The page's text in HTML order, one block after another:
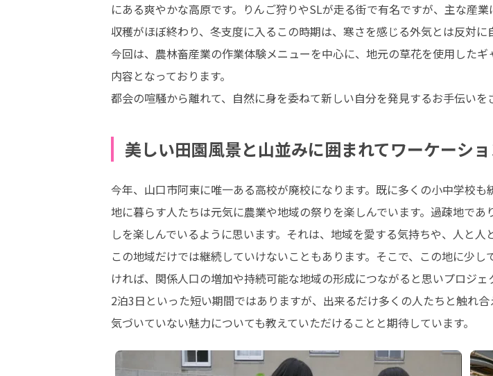
にある爽やかな高原です。りんご狩りやSLが走る街で有名ですが、主な産
収穫がほぼ終わり、冬支度に入るこの時期は、寒さを感じる外気とは反対に
今回は、農林畜産業の作業体験メニューを中心に、地元の草花を使用した
内容となっております。
都会の喧騒から離れて、自然に身を委ねて新しい自分を発見するお手伝いを
美しい田園風景と山並みに囲まれてワーケーシ
今年、山口市阿東に唯一ある高校が廃校になります。既に多くの小中学校
地に暮らす人たちは元気に農業や地域の祭りを楽しんでいます。過疎地で
しを楽しんでいるように思います。それは、地域を愛する気持ちや、人と人
この地域だけでは継続していけないこともあります。そこで、この地に少
ければ、関係人口の増加や持続可能な地域の形成につながると思いプロジェ
2泊3日といった短い期間ではありますが、出来るだけ多くの人たちと触れ
気づいていない魅力についても教えていただけることと期待しています。